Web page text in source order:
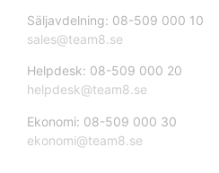
Säljavdelning: 08-509 000 10
sales@team8.se
Helpdesk: 08-509 000 20
helpdesk@team8.se
Ekonomi: 08-509 000 30
ekonomi@team8.se